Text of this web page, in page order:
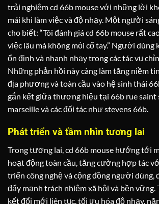
trải nghiệm cd 66b mouse với những lời
mái khi làm việc và độ nhạy. Một người
cho biết: “Tôi đánh giá cd 66b mouse rất
việc lâu mà không mỏi cổ tay.” Người dùng
ổn định và nhanh nhạy trong các tác vụ
Những phản hồi này càng làm tăng niềm
địa phương và toàn cầu vào hệ sinh thái
gắn kết giữa thương hiệu tại 66b rue saint
marseille và các đối tác như stevens 66b.
Phát triển và tầm nhìn tương lai
Trong tương lai, cd 66b mouse hướng tới
hoạt động toàn cầu, tăng cường hợp tác
triển công nghệ và cộng đồng người
đẩy mạnh trách nhiệm xã hội và bền
kết đổi mới liên tục, tối ưu hóa độ nhạy,